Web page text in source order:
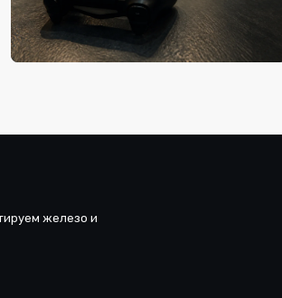
Госдума планирует вернуться к
железо и